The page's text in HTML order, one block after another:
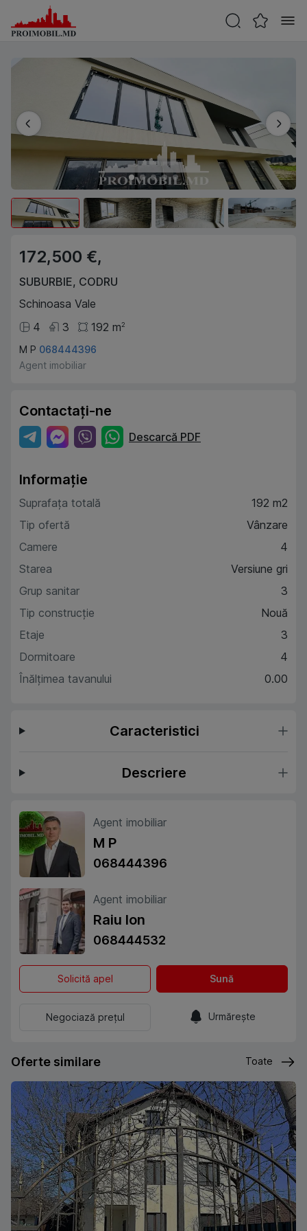
172,500 €,
SUBURBIE, CODRU
Schinoasa Vale
4
3 192 m2
M P 068444396
Agent imobiliar
Contactați-ne
Descarcă PDF
Informație
Suprafața totală
192 m2
Tip ofertă
Vânzare
Camere
4
Starea
Versiune gri
Grup sanitar
3
Tip construcție
Nouă
Etaje
3
Dormitoare
4
Înălțimea tavanului
0.00
Caracteristici
Descriere
Agent imobiliar
M P
068444396
Agent imobiliar
Raiu Ion
068444532
Solicită apel Sună
Negociază prețul Urmărește
Oferte similare Toate